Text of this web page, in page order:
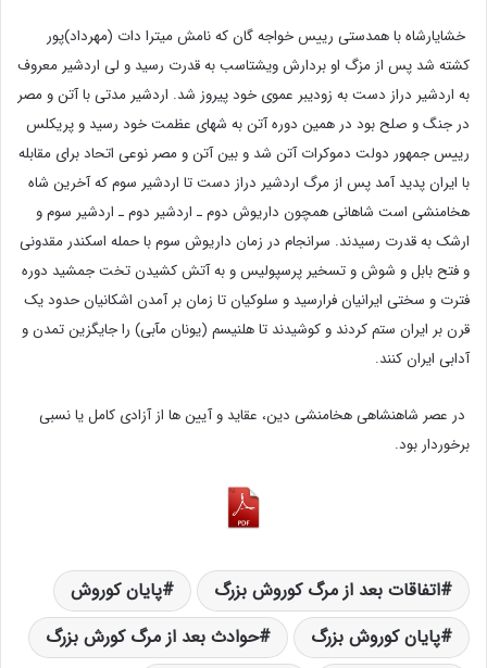
خشایارشاه با همدستی رییس خواجه گان که نامش میترا دات (مهرداد)پور
کشته شد پس از مزگ او بردارش ویشتاسب به قدرت رسید و لی اردشیر معروف
به اردشیر دراز دست به زودیبر عموی خود پیروز شد. اردشیر مدتی با آتن و مصر
در جنگ و صلح بود در همین دوره آتن به شهای عظمت خود رسید و پریکلس
رییس جمهور دولت دموکرات آتن شد و بین آتن و مصر نوعی اتحاد برای مقابله
با ایران پدید آمد پس از مرگ اردشیر دراز دست تا اردشیر سوم که آخرین شاه
هخامنشی است شاهانی همچون داریوش دوم ـ اردشیر دوم ـ اردشیر سوم و
ارشک به قدرت رسیدند. سرانجام در زمان داریوش سوم با حمله اسکندر مقدونی
و فتح بابل و شوش و تسخیر پرسپولیس و به آتش کشیدن تخت جمشید دوره
فترت و سختی ایرانیان فرارسید و سلوکیان تا زمان بر آمدن اشکانیان حدود یک
قرن بر ایران ستم کردند و کوشیدند تا هلنیسم (یونان مآبی) را جایگزین تمدن و
آدابی ایران کنند.
در عصر شاهنشاهی هخامنشی دین، عقاید و آیین ها از آزادی کامل یا نسبی
برخوردار بود.
اتفاقات بعد از مرگ کوروش بزرگ
پایان کوروش
پایان کوروش بزرگ
حوادث بعد از مرگ کورش بزرگ